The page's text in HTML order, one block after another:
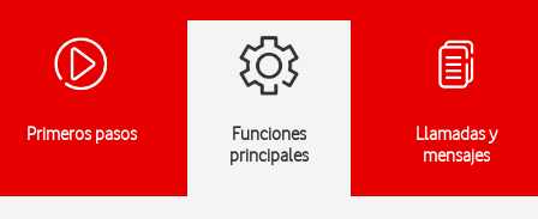
Primeros pasos
Funciones
principales
Llamadas y
mensajes